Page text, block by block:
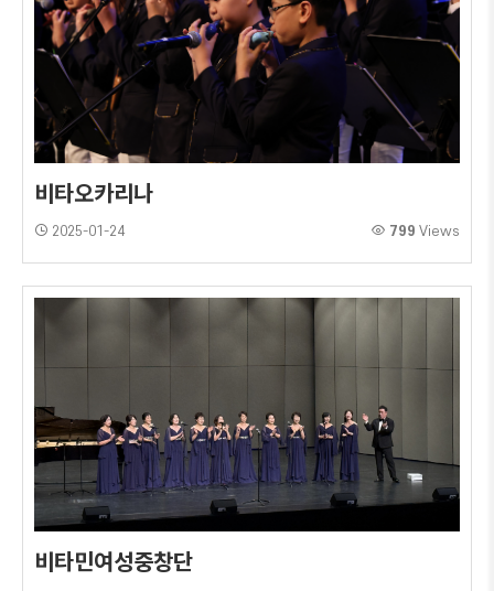
비타오카리나
2025-01-24 799 Views
비타민여성중창단